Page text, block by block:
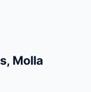
Molla